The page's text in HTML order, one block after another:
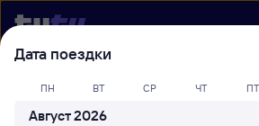
Выберите день, чтобы
билеты Приютово —
Дата поездки
ПН ВТ СР ЧТ ПТ
Август 2026